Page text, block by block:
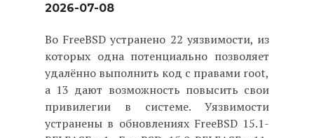
2026-07-08
Во FreeBSD устранено 22 уязвимости, из
которых одна потенциально позволяет
удалённо выполнить код с правами root,
а 13 дают возможность повысить свои
привилегии в системе. Уязвимости
устранены в обновлениях FreeBSD 15.1-